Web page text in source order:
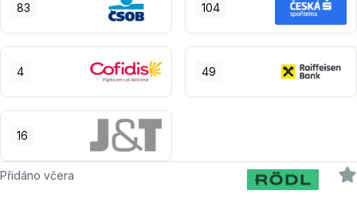
83 104
4 49
16
Přidáno včera